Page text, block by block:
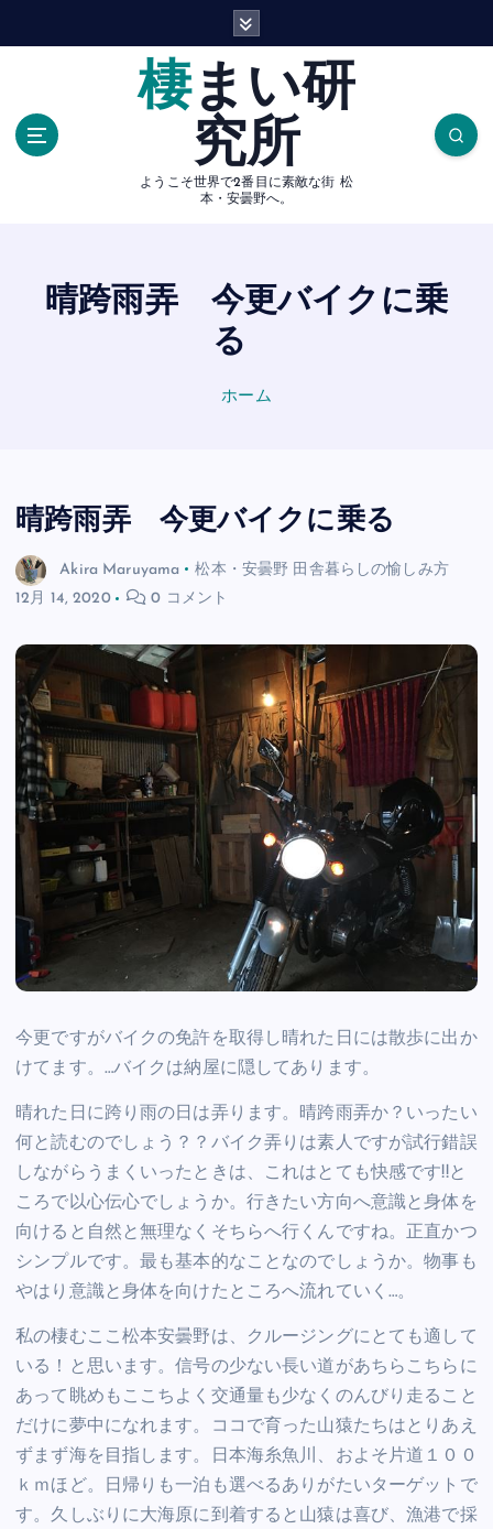
棲まい研
究所
ようこそ世界で2番目に素敵な街 松
本・安曇野へ。
晴跨雨弄 今更バイクに乗
る
ホーム
晴跨雨弄 今更バイクに乗る
Akira Maruyama
松本・安曇野 田舎暮らしの愉しみ方
12月 14, 2020
0 コメント
今更ですがバイクの免許を取得し晴れた日には散歩に出か
けてます。…バイクは納屋に隠してあります。
晴れた日に跨り雨の日は弄ります。晴跨雨弄か？いったい
何と読むのでしょう？？バイク弄りは素人ですが試行錯誤
しながらうまくいったときは、これはとても快感です!!と
ころで以心伝心でしょうか。行きたい方向へ意識と身体を
向けると自然と無理なくそちらへ行くんですね。正直かつ
シンプルです。最も基本的なことなのでしょうか。物事も
やはり意識と身体を向けたところへ流れていく…。
私の棲むここ松本安曇野は、クルージングにとても適して
いる！と思います。信号の少ない長い道があちらこちらに
あって眺めもここちよく交通量も少なくのんびり走ること
だけに夢中になれます。ココで育った山猿たちはとりあえ
ずまず海を目指します。日本海糸魚川、およそ片道１００
ｋｍほど。日帰りも一泊も選べるありがたいターゲットで
す。久しぶりに大海原に到着すると山猿は喜び、漁港で採